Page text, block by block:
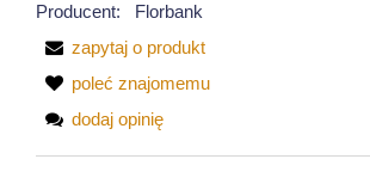
Producent:
Florbank
zapytaj o produkt
poleć znajomemu
dodaj opinię